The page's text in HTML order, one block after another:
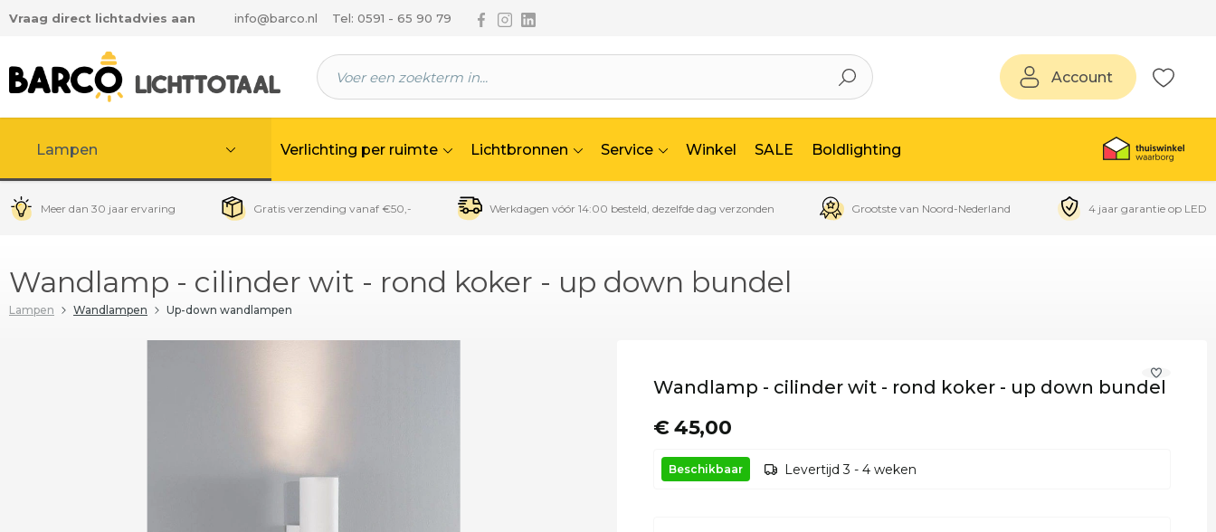
hoofdinhoud
Vraag direct lichtadvies aan info@barco.nl Tel: 0591 - 65 90 79 Volg ons via Facebook
Volg ons via Instagram
Volg ons via Linkedin
Account
Lampen Verlichting per ruimte Lichtbronnen Service Winkel SALE Boldlighting
Meer dan 30 jaar ervaring Gratis verzending vanaf €50,- Werkdagen vóór 14:00 besteld, dezelfde dag verzonden Grootste van Noord-Nederland 4 jaar garantie op LED
Wandlamp - cilinder wit - rond koker - up down bundel
Lampen Wandlampen Up-down wandlampen
Wandlamp - cilinder wit - rond koker - up down bundel
€ 45,00
Beschikbaar Levertijd 3 - 4 weken